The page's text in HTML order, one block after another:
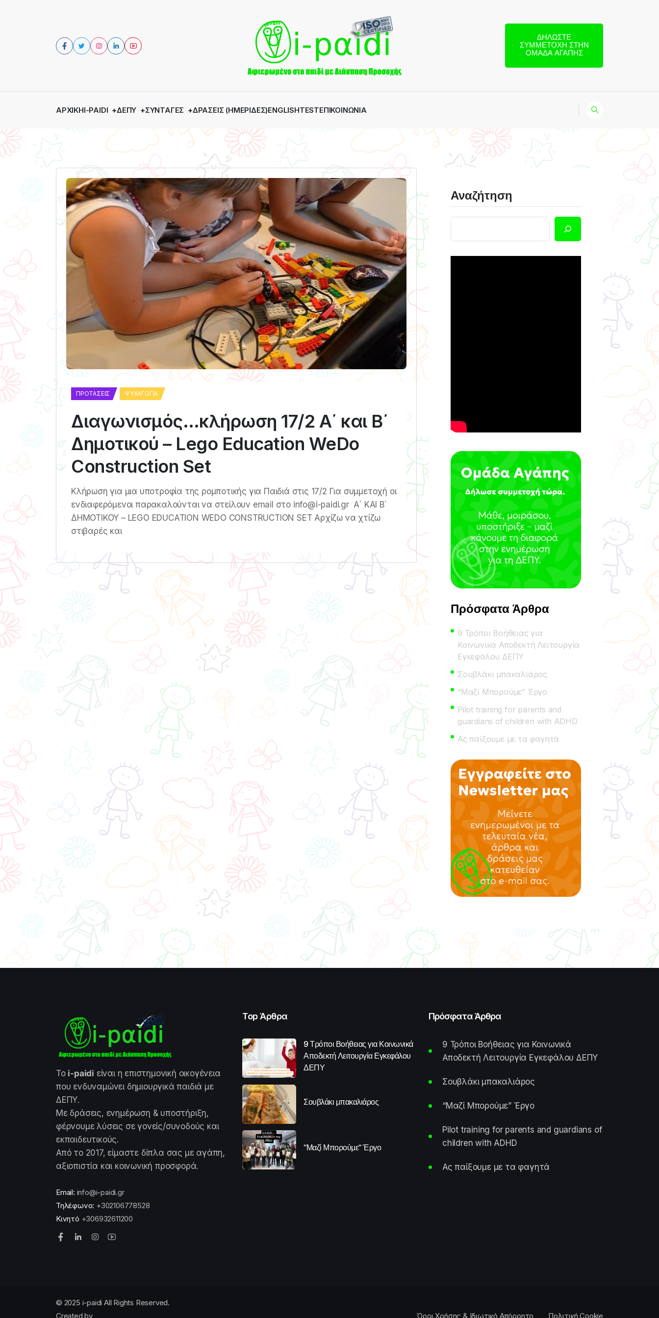
ΔΗΛΏΣΤΕ
ΣΥΜΜΕΤΟΧΉ ΣΤΗΝ
ΟΜΆΔΑ ΑΓΆΠΗΣ
ΑΡΧΙΚΉI-PAIDI ΔΕΠΥ ΣΥΝΤΑΓΈΣ ΔΡΆΣΕΙΣ (ΗΜΕΡΊΔΕΣ)ENGLISHTESTΕΠΙΚΟΙΝΩΝΊΑ
ΠΡΟΤΆΣΕΙΣ ΨΥΧΑΓΩΓΊΑ
Διαγωνισμός…κλήρωση 17/2 Α΄ και Β΄
Δημοτικού – Lego Education WeDo
Construction Set
Κλήρωση για μια υποτροφία της ρομποτικής για Παιδιά στις 17/2 Για συμμετοχή οι
ενδιαφερόμενοι παρακαλούνται να στείλουν email στο info@i-paidi.gr Α΄ ΚΑΙ Β΄
ΔΗΜΟΤΙΚΟΥ – LEGO EDUCATION WEDO CONSTRUCTION SET Αρχίζω να χτίζω
στιβαρές και
Αναζήτηση
Πρόσφατα Άρθρα
9 Τρόποι Βοήθειας για
Κοινωνικά Αποδεκτή Λειτουργία
Εγκεφάλου ΔΕΠΥ
Σουβλάκι μπακαλιάρος
“Μαζί Μπορούμε” Έργο
Pilot training for parents and
guardians of children with ADHD
Ας παίξουμε με τα φαγητά
Το i-paidi είναι η επιστημονική οικογένεια
που ενδυναμώνει δημιουργικά παιδιά με
ΔΕΠΥ.
Με δράσεις, ενημέρωση & υποστήριξη,
φέρνουμε λύσεις σε γονείς/συνοδούς και
εκπαιδευτικούς.
Από το 2017, είμαστε δίπλα σας με αγάπη,
αξιοπιστία και κοινωνική προσφορά.
Email: info@i-paidi.gr
Τηλέφωνο: +302106778528
Κινητό +306932611200
Top Άρθρα
9 Τρόποι Βοήθειας για Κοινωνικά
Αποδεκτή Λειτουργία Εγκεφάλου
ΔΕΠΥ
Σουβλάκι μπακαλιάρος
“Μαζί Μπορούμε” Έργο
Πρόσφατα Άρθρα
9 Τρόποι Βοήθειας για Κοινωνικά
Αποδεκτή Λειτουργία Εγκεφάλου ΔΕΠΥ
Σουβλάκι μπακαλιάρος
“Μαζί Μπορούμε” Έργο
Pilot training for parents and guardians of
children with ADHD
Ας παίξουμε με τα φαγητά
© 2025 i-paidi All Rights Reserved.
Created by
Όροι Χρήσης & Ιδιωτικό Απόρρητο Πολιτική Cookie